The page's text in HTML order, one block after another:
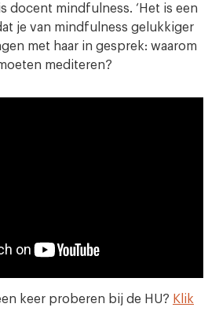
docent mindfulness. ‘Het is een
je van mindfulness gelukkiger
met haar in gesprek: waarom
mediteren?
keer proberen bij de HU? Klik